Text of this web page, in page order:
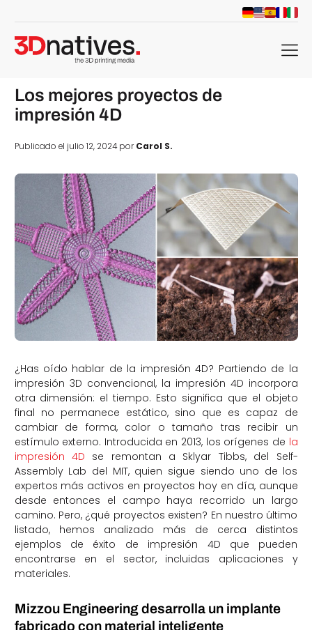
menu
Los mejores proyectos de
impresión 4D
Publicado el julio 12, 2024 porCarol S.
¿Has oído hablar de la impresión 4D? Partiendo de la
impresión 3D convencional, la impresión 4D incorpora
otra dimensión: el tiempo. Esto significa que el objeto
final no permanece estático, sino que es capaz de
cambiar de forma, color o tamaño tras recibir un
estímulo externo. Introducida en 2013, los orígenes de la
impresión 4D se remontan a Sklyar Tibbs, del Self-
Assembly Lab del MIT, quien sigue siendo uno de los
expertos más activos en proyectos hoy en día, aunque
desde entonces el campo haya recorrido un largo
camino. Pero, ¿qué proyectos existen? En nuestro último
listado, hemos analizado más de cerca distintos
ejemplos de éxito de impresión 4D que pueden
encontrarse en el sector, incluidas aplicaciones y
materiales.
Mizzou Engineering desarrolla un implante
fabricado con material inteligente